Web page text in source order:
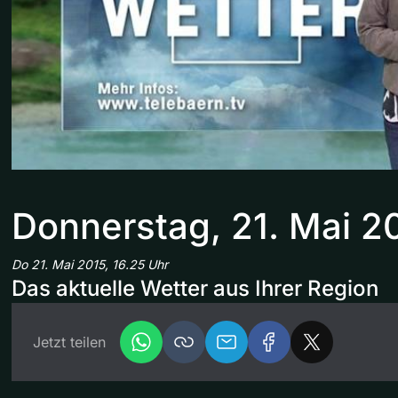
Donnerstag, 21. Mai
Do 21. Mai 2015, 16.25 Uhr
Das aktuelle Wetter aus Ihrer Region
Jetzt teilen